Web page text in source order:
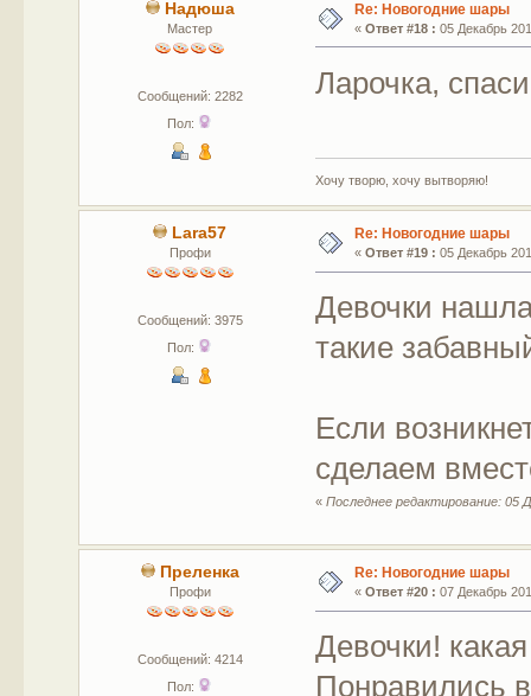
Надюша
Мастер
Сообщений: 2282
Пол:
Re: Новогодние шары
« Ответ #18 : 05 Декабрь
Ларочка,
Хочу творю, хочу вытворяю!
Lara57
Профи
Сообщений: 3975
Пол:
Re: Новогодние шары
« Ответ #19 : 05 Декабрь
Девочки
такие
Если
сделаем
«Последнее редактирование: 05
Преленка
Профи
Сообщений: 4214
Пол:
Re: Новогодние шары
« Ответ #20 : 07 Декабрь
Девочки!
Понравились